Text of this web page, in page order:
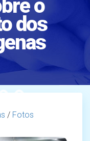
o
dos
/ Fotos